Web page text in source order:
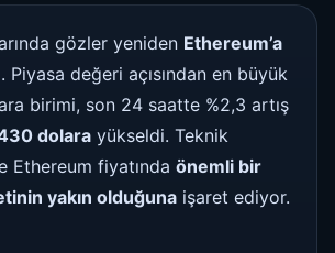
gözler yeniden Ethereum’a
Piyasa değeri açısından en büyük
birimi, son 24 saatte %2,3 artış
dolara yükseldi. Teknik
Ethereum fiyatında önemli bir
yakın olduğuna işaret ediyor.